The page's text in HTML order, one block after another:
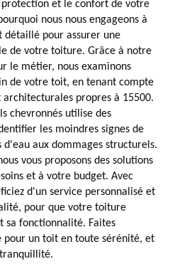
et le confort de votre
nous nous engageons à
détaillé pour assurer une
de votre toiture. Grâce à notre
le métier, nous examinons
de votre toit, en tenant compte
propres à 15500.
chevronnés utilise des
les moindres signes de
aux dommages structurels.
vous proposons des solutions
et à votre budget. Avec
d'un service personnalisé et
pour que votre toiture
sa fonctionnalité. Faites
pour un toit en toute sérénité, et